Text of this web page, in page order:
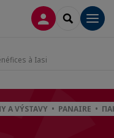
CONNEXION
à Iasi
A VÝSTAVY • PANAIRE